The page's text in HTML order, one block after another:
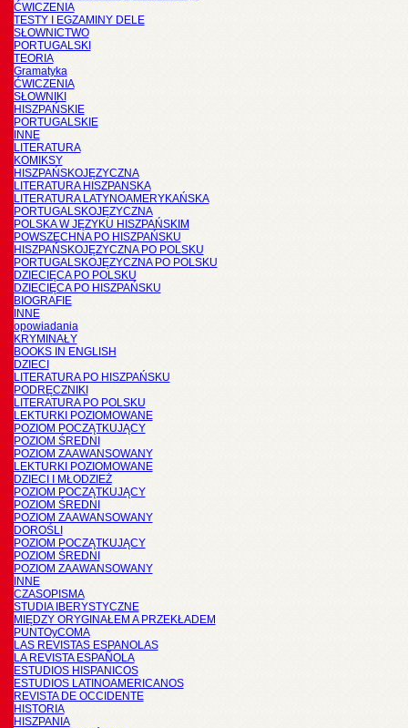
ĆWICZENIA
TESTY I EGZAMINY DELE
SŁOWNICTWO
PORTUGALSKI
TEORIA
Gramatyka
ĆWICZENIA
SŁOWNIKI
HISZPAŃSKIE
PORTUGALSKIE
INNE
LITERATURA
KOMIKSY
HISZPAŃSKOJĘZYCZNA
LITERATURA HISZPANSKA
LITERATURA LATYNOAMERYKAŃSKA
PORTUGALSKOJĘZYCZNA
POLSKA W JĘZYKU HISZPAŃSKIM
POWSZECHNA PO HISZPAŃSKU
HISZPAŃSKOJĘZYCZNA PO POLSKU
PORTUGALSKOJĘZYCZNA PO POLSKU
DZIECIĘCA PO POLSKU
DZIECIĘCA PO HISZPAŃSKU
BIOGRAFIE
INNE
opowiadania
KRYMINAŁY
BOOKS IN ENGLISH
DZIECI
LITERATURA PO HISZPAŃSKU
PODRĘCZNIKI
LITERATURA PO POLSKU
LEKTURKI POZIOMOWANE
POZIOM POCZĄTKUJĄCY
POZIOM ŚREDNI
POZIOM ZAAWANSOWANY
LEKTURKI POZIOMOWANE
DZIECI I MŁODZIEŻ
POZIOM POCZĄTKUJĄCY
POZIOM ŚREDNI
POZIOM ZAAWANSOWANY
DOROŚLI
POZIOM POCZĄTKUJĄCY
POZIOM ŚREDNI
POZIOM ZAAWANSOWANY
INNE
CZASOPISMA
STUDIA IBERYSTYCZNE
MIĘDZY ORYGINAŁEM A PRZEKŁADEM
PUNTOyCOMA
LAS REVISTAS ESPANOLAS
LA REVISTA ESPAÑOLA
ESTUDIOS HISPANICOS
ESTUDIOS LATINOAMERICANOS
REVISTA DE OCCIDENTE
HISTORIA
HISZPANIA